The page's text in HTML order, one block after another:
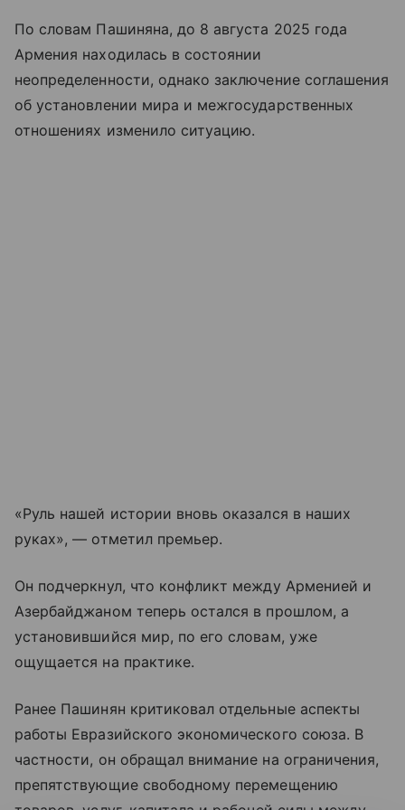
По словам Пашиняна, до 8 августа 2025 года
Армения находилась в состоянии
неопределенности, однако заключение соглашения
об установлении мира и межгосударственных
отношениях изменило ситуацию.
«Руль нашей истории вновь оказался в наших
руках», — отметил премьер.
Он подчеркнул, что конфликт между Арменией и
Азербайджаном теперь остался в прошлом, а
установившийся мир, по его словам, уже
ощущается на практике.
Ранее Пашинян критиковал отдельные аспекты
работы Евразийского экономического союза. В
частности, он обращал внимание на ограничения,
препятствующие свободному перемещению